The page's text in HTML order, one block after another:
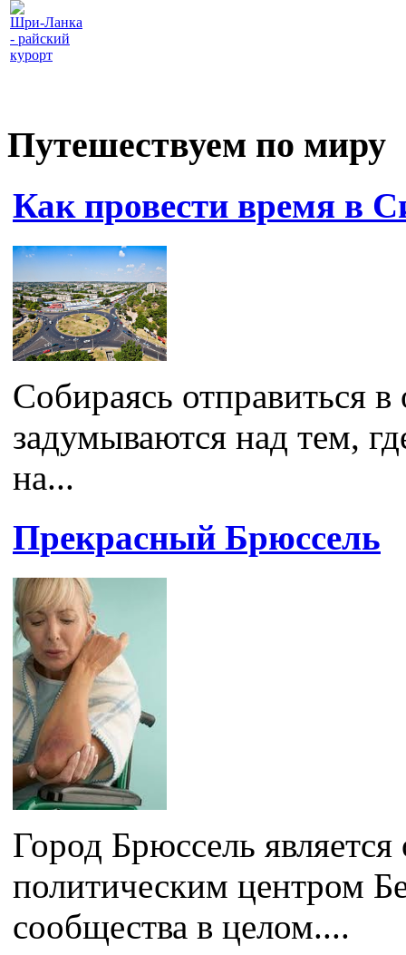
Шри-Ланка
- райский
курорт
Путешествуем по миру
Как провести время в
Собираясь отправиться
задумываются над тем,
на...
Прекрасный Брюссель
Город Брюссель
политическим центром
сообщества в целом....